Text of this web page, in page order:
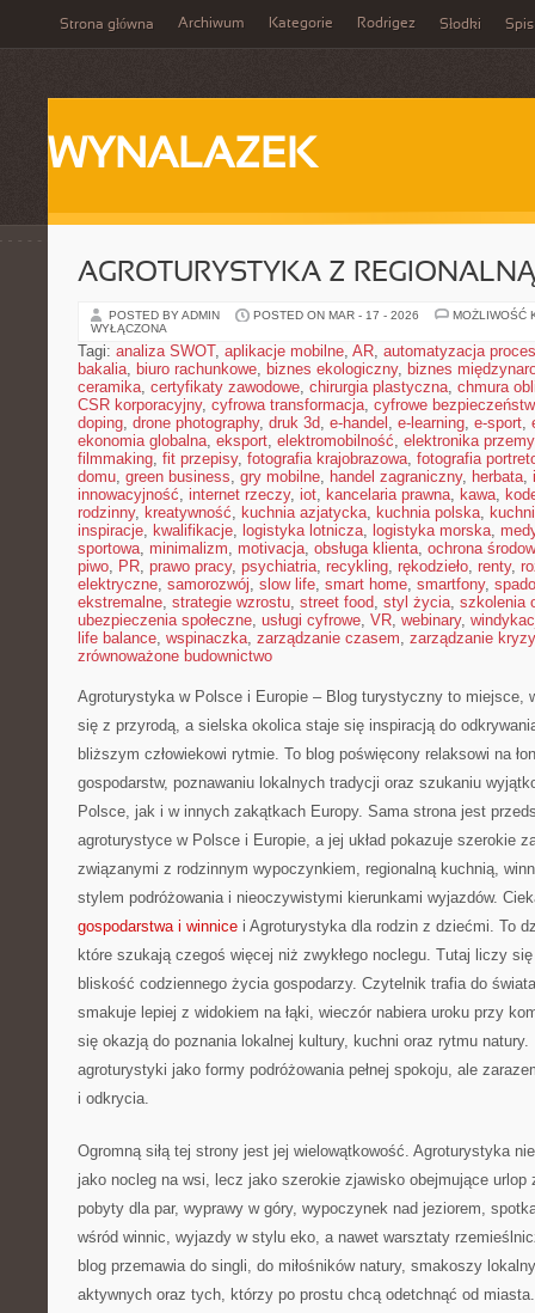
Strona główna Archiwum Kategorie Rodrigez Słodki Spis
WYNALAZEK
AGROTURYSTYKA Z
POSTED BY ADMIN POSTED ON MAR - 17 - 2026
MOŻLIWOŚĆ
WYŁĄCZONA
Tagi: analiza SWOT, aplikacje mobilne, AR, automatyzacja
bakalia, biuro rachunkowe, biznes ekologiczny, biznes
ceramika, certyfikaty zawodowe, chirurgia plastyczna, chmura
CSR korporacyjny, cyfrowa transformacja, cyfrowe
doping, drone photography, druk 3d, e-handel , e-learning, e-sport,
ekonomia globalna, eksport, elektromobilność, elektronika
filmmaking, fit przepisy, fotografia krajobrazowa, fotografia
domu, green business, gry mobilne, handel zagraniczny, herbata,
innowacyjność, internet rzeczy, iot, kancelaria prawna, kawa,
rodzinny, kreatywność, kuchnia azjatycka, kuchnia polska,
inspiracje, kwalifikacje, logistyka lotnicza, logistyka morska,
sportowa, minimalizm, motivacja, obsługa klienta, ochrona
piwo, PR, prawo pracy, psychiatria, recykling, rękodzieło, renty,
elektryczne, samorozwój, slow life, smart home, smartfony,
ekstremalne, strategie wzrostu, street food, styl życia, szkolenia
ubezpieczenia społeczne, usługi cyfrowe, VR, webinary,
life balance, wspinaczka, zarządzanie czasem, zarządzanie
zrównoważone budownictwo
Agroturystyka w Polsce i Europie – Blog turystyczny to miejsce,
się z przyrodą, a sielska okolica staje się inspiracją do
bliższym człowiekowi rytmie. To blog poświęcony relaksowi na
gospodarstw, poznawaniu lokalnych tradycji oraz szukaniu
Polsce, jak i w innych zakątkach Europy. Sama strona jest
agroturystyce w Polsce i Europie, a jej układ pokazuje szerokie
związanymi z rodzinnym wypoczynkiem, regionalną kuchnią,
stylem podróżowania i nieoczywistymi kierunkami wyjazdów.
gospodarstwa i winnice i Agroturystyka dla rodzin z dziećmi. To
które szukają czegoś więcej niż zwykłego noclegu. Tutaj liczy
bliskość codziennego życia gospodarzy. Czytelnik trafia do
smakuje lepiej z widokiem na łąki, wieczór nabiera uroku przy
się okazją do poznania lokalnej kultury, kuchni oraz rytmu natury.
agroturystyki jako formy podróżowania pełnej spokoju, ale
i odkrycia.
Ogromną siłą tej strony jest jej wielowątkowość. Agroturystyka
jako nocleg na wsi, lecz jako szerokie zjawisko obejmujące
pobyty dla par, wyprawy w góry, wypoczynek nad jeziorem,
wśród winnic, wyjazdy w stylu eko, a nawet warsztaty
blog przemawia do singli, do miłośników natury, smakoszy
aktywnych oraz tych, którzy po prostu chcą odetchnąć od